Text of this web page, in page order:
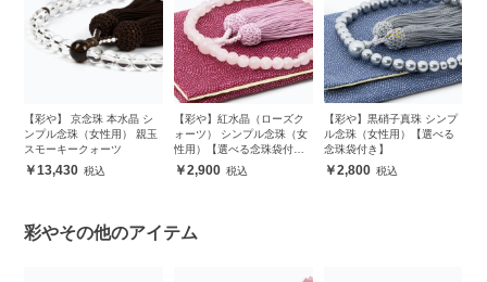
【彩や】 京念珠 本水晶 シ
ンプル念珠（女性用） 親玉
スモーキークォーツ
13,430
【彩や】紅水晶（ローズク
ォーツ） シンプル念珠（女
性用）【選べる念珠袋付
き】2,900
【彩や】黒硝子真珠 シンプ
ル念珠（女性用）【選べる
念珠袋付き】
2,800
彩やその他のアイテム